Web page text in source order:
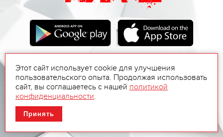
Этот сайт использует cookie для улучшения
пользовательского опыта. Продолжая использовать
сайт, вы соглашаетесь с нашей политикой
конфиденциальности.
Принять